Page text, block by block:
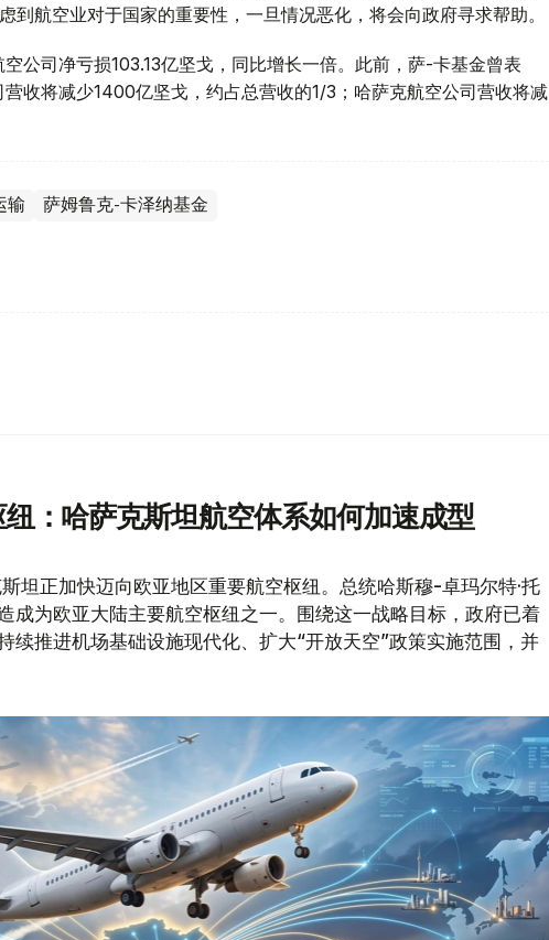
到航空业对于国家的重要性，一旦情况恶化，将会向政府寻求帮助。
公司净亏损103.13亿坚戈，同比增长一倍。此前，萨-卡基金曾表
收将减少1400亿坚戈，约占总营收的1/3；哈萨克航空公司营收将减
输 萨姆鲁克-卡泽纳基金
：哈萨克斯坦航空体系如何加速成型
坦正加快迈向欧亚地区重要航空枢纽。总统哈斯穆-卓玛尔特·托
成为欧亚大陆主要航空枢纽之一。围绕这一战略目标，政府已着
续推进机场基础设施现代化、扩大“开放天空”政策实施范围，并